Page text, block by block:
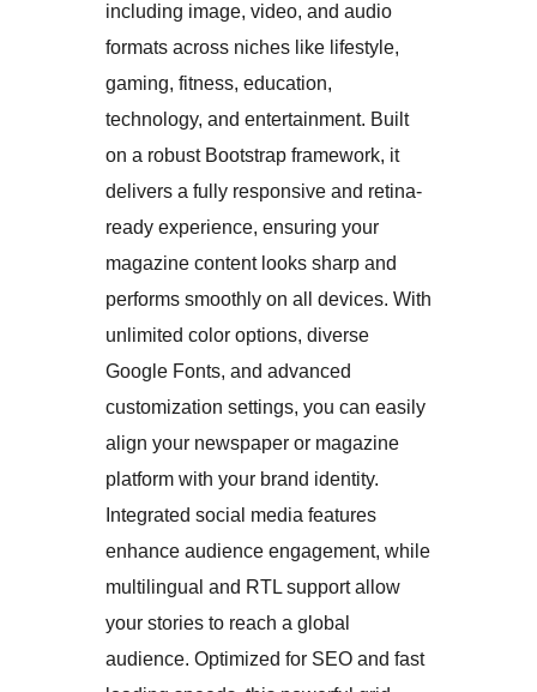
including image, video, and audio
formats across niches like lifestyle,
gaming, fitness, education,
technology, and entertainment. Built
on a robust Bootstrap framework, it
delivers a fully responsive and retina-
ready experience, ensuring your
magazine content looks sharp and
performs smoothly on all devices. With
unlimited color options, diverse
Google Fonts, and advanced
customization settings, you can easily
align your newspaper or magazine
platform with your brand identity.
Integrated social media features
enhance audience engagement, while
multilingual and RTL support allow
your stories to reach a global
audience. Optimized for SEO and fast